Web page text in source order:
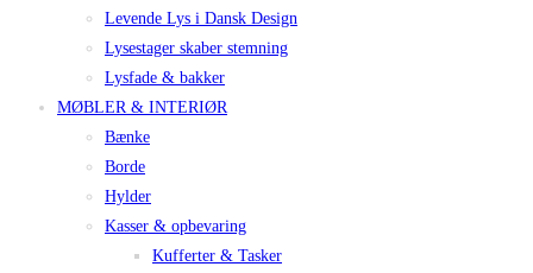
Levende Lys i Dansk Design
Lysestager skaber stemning
Lysfade & bakker
MØBLER & INTERIØR
Bænke
Borde
Hylder
Kasser & opbevaring
Kufferter & Tasker